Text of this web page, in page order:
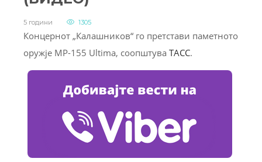
5 години 1305
Концернот „Калашников“ го претстави паметното
оружје MP-155 Ultima, соопштува ТАСС.